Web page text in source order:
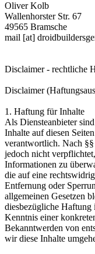
Oliver Kolb
Wallenhorster Str. 67
49565 Bramsche
mail [at]
Disclaimer - rechtliche
Disclaimer
1. Haftung für Inhalte
Als Diensteanbieter
Inhalte auf diesen
verantwortlich. Nach
jedoch nicht
Informationen zu
die auf eine
Entfernung oder
allgemeinen Gesetzen
diesbezügliche Haftung
Kenntnis einer
Bekanntwerden von
wir diese Inhalte